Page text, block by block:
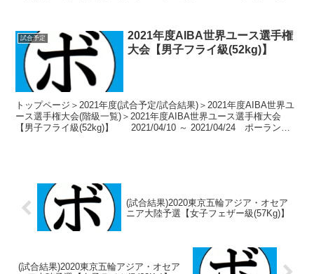
試合予定
2021年度AIBA世界ユース選手権
大会【男子フライ級(52kg)】
トップページ＞2021年度(試合予定/試合結果)＞2021年度AIBA世界ユ
ース選手権大会(階級一覧)＞2021年度AIBA世界ユース選手権大会
【男子フライ級(52kg)】 2021/04/10 ～ 2021/04/24 ポーラン
(試合結果)2020東京五輪アジア・オセア
ニア大陸予選【女子フェザー級(57Kg)】
(試合結果)2020東京五輪アジア・オセア